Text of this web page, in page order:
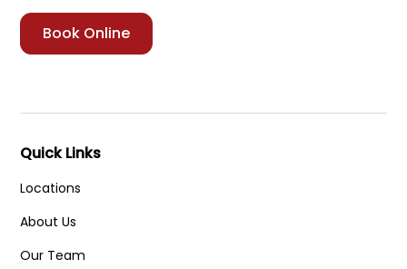
Book Online
Quick Links
Locations
About Us
Our Team